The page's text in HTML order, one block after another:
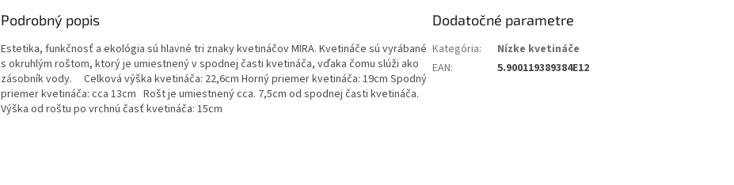
Podrobný popis
Estetika, funkčnosť a ekológia sú hlavné tri znaky kvetináčov MIRA. Kvetináče sú vyrábané
s okruhlým roštom, ktorý je umiestnený v spodnej časti kvetináča, vďaka čomu slúži ako
zásobník vody. Celková výška kvetináča: 22,6cm Horný priemer kvetináča: 19cm Spodný
priemer kvetináča: cca 13cm Rošt je umiestnený cca. 7,5cm od spodnej časti kvetináča.
Výška od roštu po vrchnú časť kvetináča: 15cm
Dodatočné parametre
Kategória:
Nízke kvetináče
EAN: 5.900119389384E12